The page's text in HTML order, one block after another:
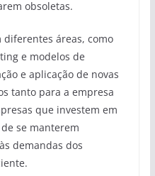
obsoletas.
diferentes áreas, como
e modelos de
e aplicação de novas
tanto para a empresa
que investem em
se manterem
demandas dos